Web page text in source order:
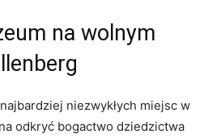
na wolnym
niezwykłych miejsc w
odkryć bogactwo dziedzictwa